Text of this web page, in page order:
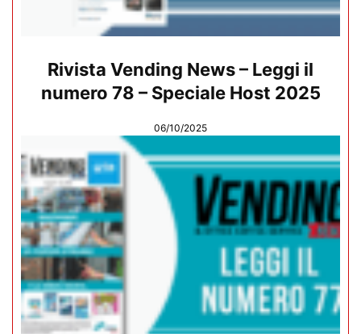
Rivista Vending News – Leggi il
numero 78 – Speciale Host 2025
06/10/2025